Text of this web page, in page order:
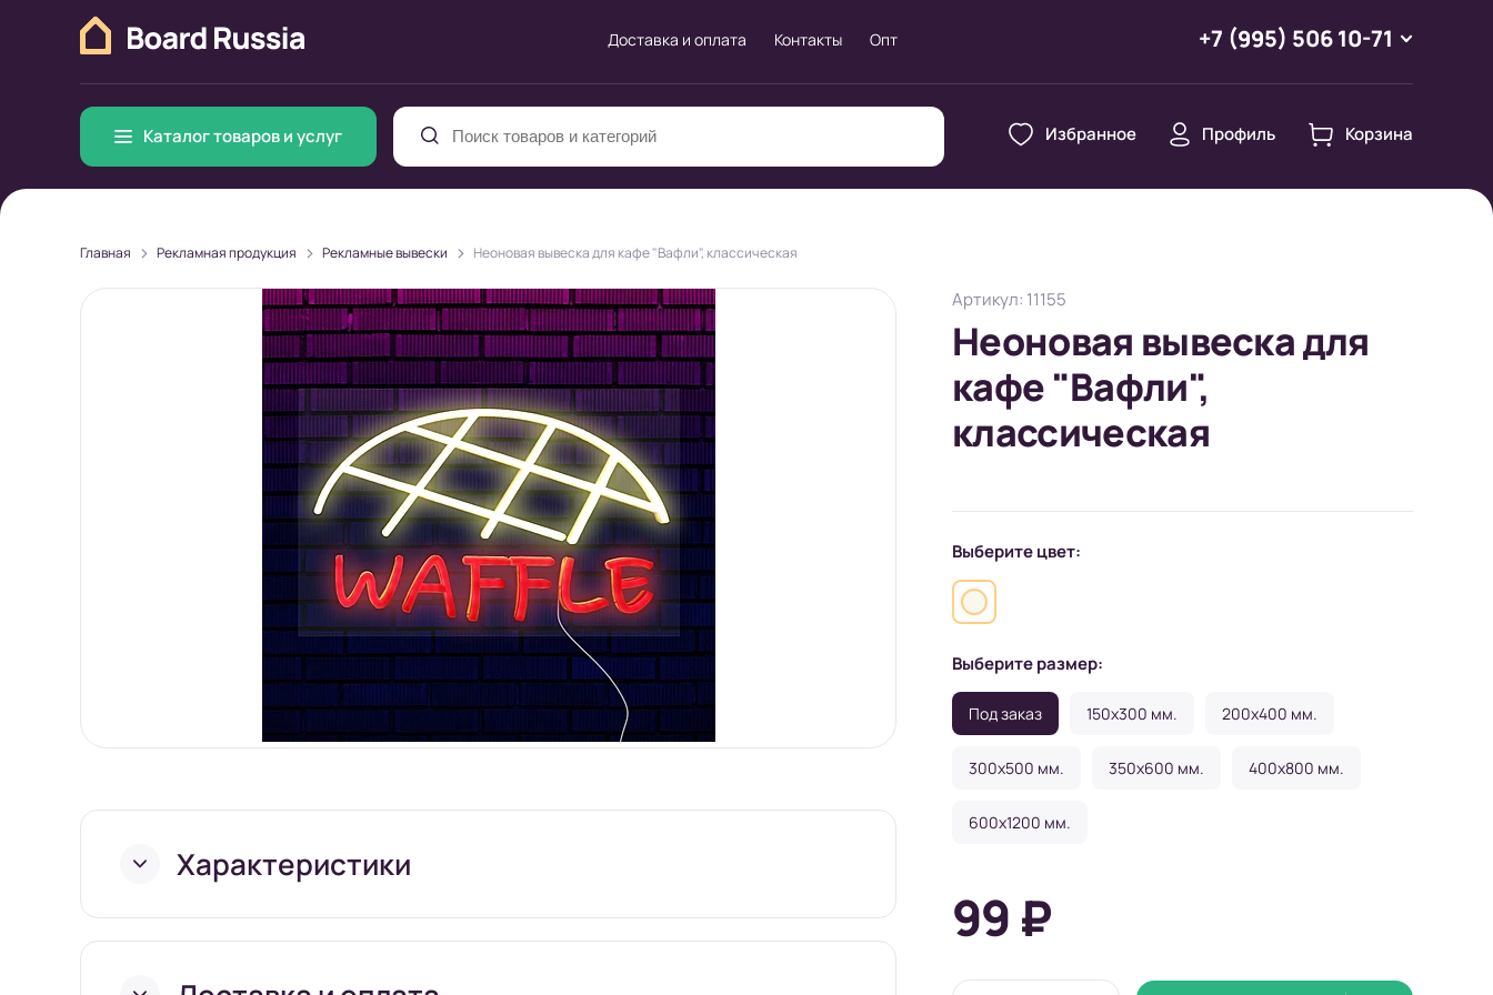
Доставка и оплата Контакты Опт +7 (995) 506 10-71
Каталог товаров и услуг Избранное Профиль Корзина
Главная > Рекламная продукция > Рекламные вывески > Неоновая вывеска для кафе "Вафли", классическая
Характеристики
Длина Под заказ
Артикул: 11155
Неоновая вывеска для
кафе "Вафли",
классическая
Выберите цвет:
Выберите размер:
Под заказ 150x300 мм. 200x400 мм.
300x500 мм. 350x600 мм. 400x800 мм.
600x1200 мм.
99 ₽